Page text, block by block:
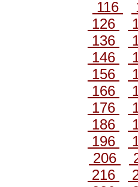
116
126
136
146
156
166
176
186
196
206
216